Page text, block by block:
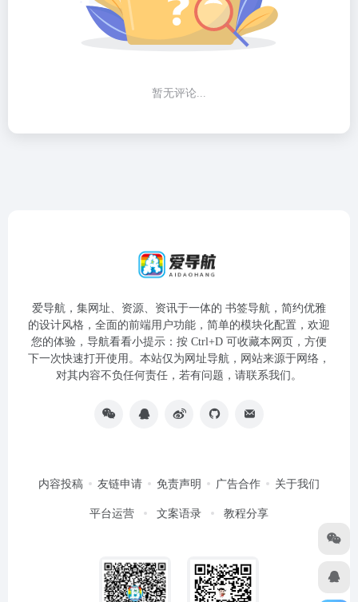
暂无评论...
爱导航，集网址、资源、资讯于一体的 书签导航，简约优雅
的设计风格，全面的前端用户功能，简单的模块化配置，欢迎
您的体验，导航看看小提示：按 Ctrl+D 可收藏本网页，方便
下一次快速打开使用。本站仅为网址导航，网站来源于网络，
对其内容不负任何责任，若有问题，请联系我们。
内容投稿 友链申请 免责声明 广告合作 关于我们
平台运营 文案语录 教程分享